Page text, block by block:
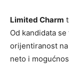
Limited Charm
Od kandidata
orijentiranost na
neto i